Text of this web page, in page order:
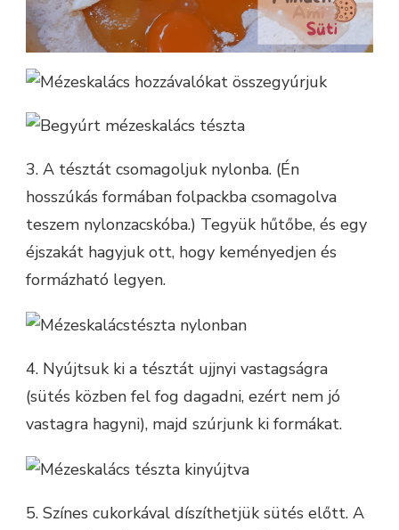
3. A tésztát csomagoljuk nylonba. (Én
hosszúkás formában folpackba csomagolva
teszem nylonzacskóba.) Tegyük hűtőbe, és egy
éjszakát hagyjuk ott, hogy keményedjen és
formázható legyen.
4. Nyújtsuk ki a tésztát ujjnyi vastagságra
(sütés közben fel fog dagadni, ezért nem jó
vastagra hagyni), majd szúrjunk ki formákat.
5. Színes cukorkával díszíthetjük sütés előtt. A